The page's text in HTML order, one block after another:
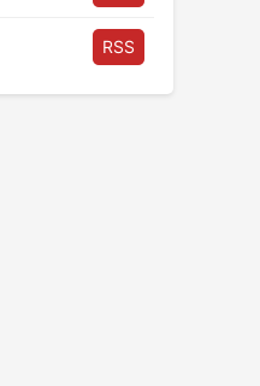
RSS